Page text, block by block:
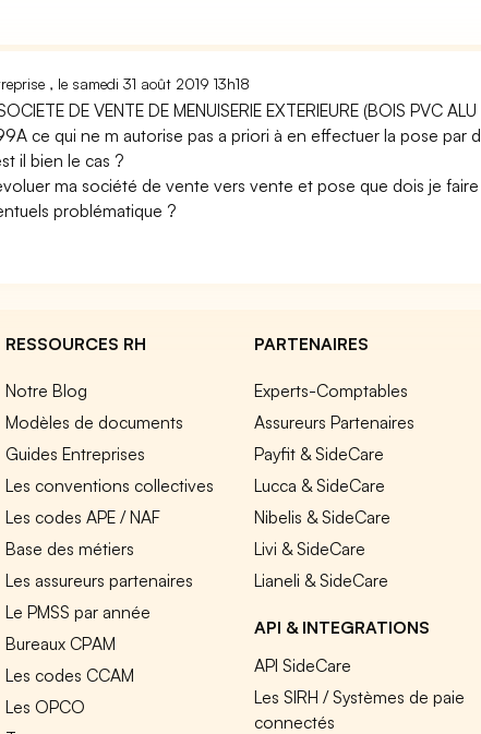
, le samedi 31 août 2019 13h18
DE VENTE DE MENUISERIE EXTERIEURE (BOIS PVC
ce qui ne m autorise pas a priori à en effectuer la pose par
il bien le cas ?
ma société de vente vers vente et pose que dois je
problématique ?
RESSOURCES RH
Notre Blog
Modèles de documents
Guides Entreprises
Les conventions collectives
Les codes APE / NAF
Base des métiers
Les assureurs partenaires
Le PMSS par année
Bureaux CPAM
Les codes CCAM
Les OPCO
PARTENAIRES
Experts-Comptables
Assureurs Partenaires
Payfit & SideCare
Lucca & SideCare
Nibelis & SideCare
Livi & SideCare
Lianeli & SideCare
API & INTEGRATIONS
API SideCare
Les SIRH / Systèmes de paie
connectés